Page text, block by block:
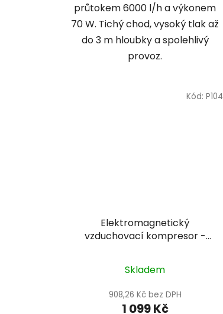
průtokem 6000 l/h a výkonem
70 W. Tichý chod, vysoký tlak až
do 3 m hloubky a spolehlivý
provoz.
Elektromagnetický
vzduchovací kompresor -
Skladem
908,26 Kč bez DPH
1 099 Kč
Kód: P104